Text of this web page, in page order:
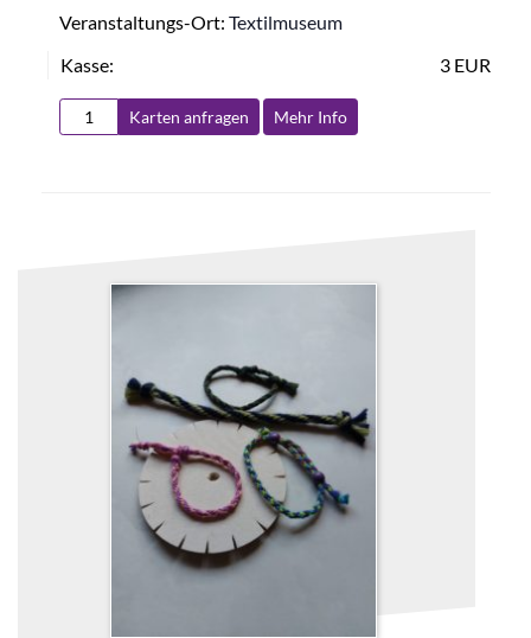
Veranstaltungs-Ort: Textilmuseum
Kasse:
3 EUR
Karten anfragen Mehr Info